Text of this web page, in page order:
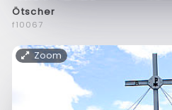
Ötscher
f10067
Zoom